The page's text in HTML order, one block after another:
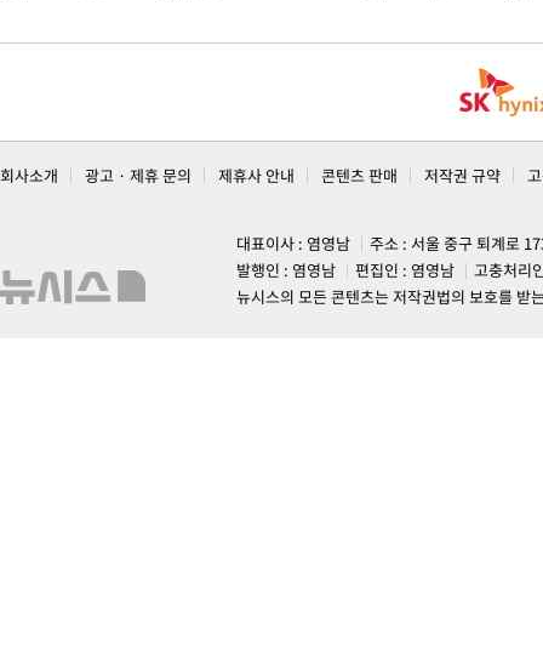
회사소개 광고 · 제휴 문의 제휴사 안내 콘텐츠 판매 저작권 규약
대표이사 : 염영남
주소 : 서울 중구 퇴계로
발행인 : 염영남
편집인 : 염영남
고충처리
뉴시스의 모든 콘텐츠는 저작권법의 보호를